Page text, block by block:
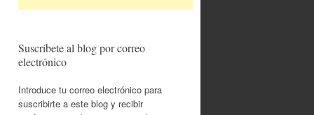
Suscríbete al blog por correo
electrónico
Introduce tu correo electrónico para
suscribirte a este blog y recibir